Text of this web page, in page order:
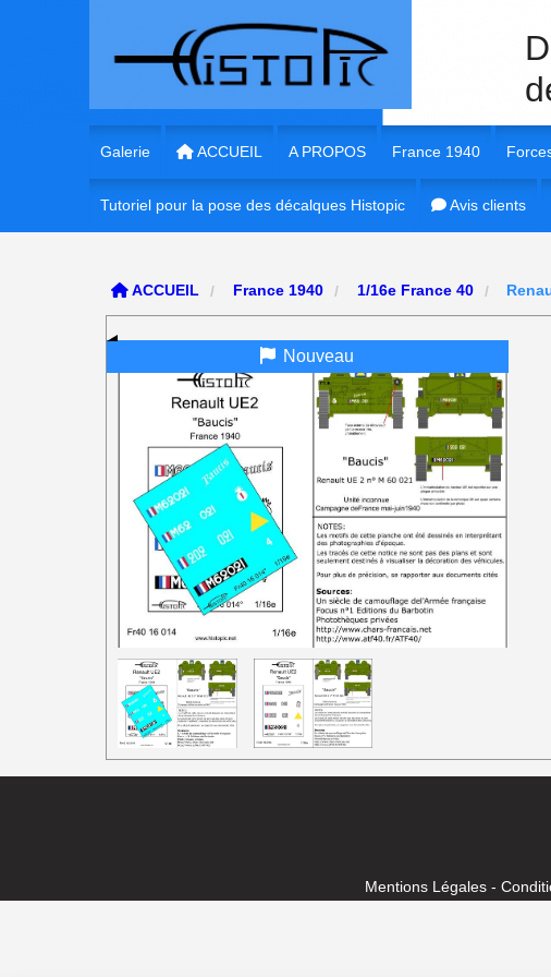
Galerie ACCUEIL A PROPOS France 1940
1/35e France 40
1/72e France 40
1/56e France 1940
1/48e France 40
1/35e
1/16e
1/
1/
1/
Tutoriel pour la pose des décalques Histopic Avis clients
ACCUEIL France 1940 1/16e France 40
Nouveau
Mentions Légales